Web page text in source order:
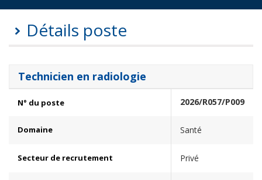
Détails poste
Technicien en radiologie
N° du poste 2026/R057/P009
Domaine Santé
Secteur de recrutement Privé